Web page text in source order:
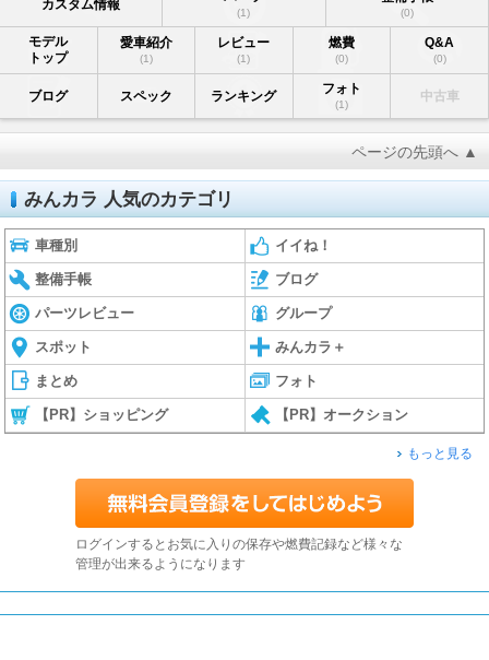
カスタム情報
(1) (0)
モデル
トップ
愛車紹介
(1)
レビュー
(1)
燃費
(0)
Q&A
(0)
ブログ スペック ランキング フォト
(1)
中古車
ページの先頭へ ▲
みんカラ 人気のカテゴリ
車種別 イイね！
整備手帳 ブログ
パーツレビュー グループ
スポット みんカラ＋
まとめ フォト
【PR】ショッピング 【PR】オークション
もっと見る
ログインするとお気に入りの保存や燃費記録など様々な
管理が出来るようになります